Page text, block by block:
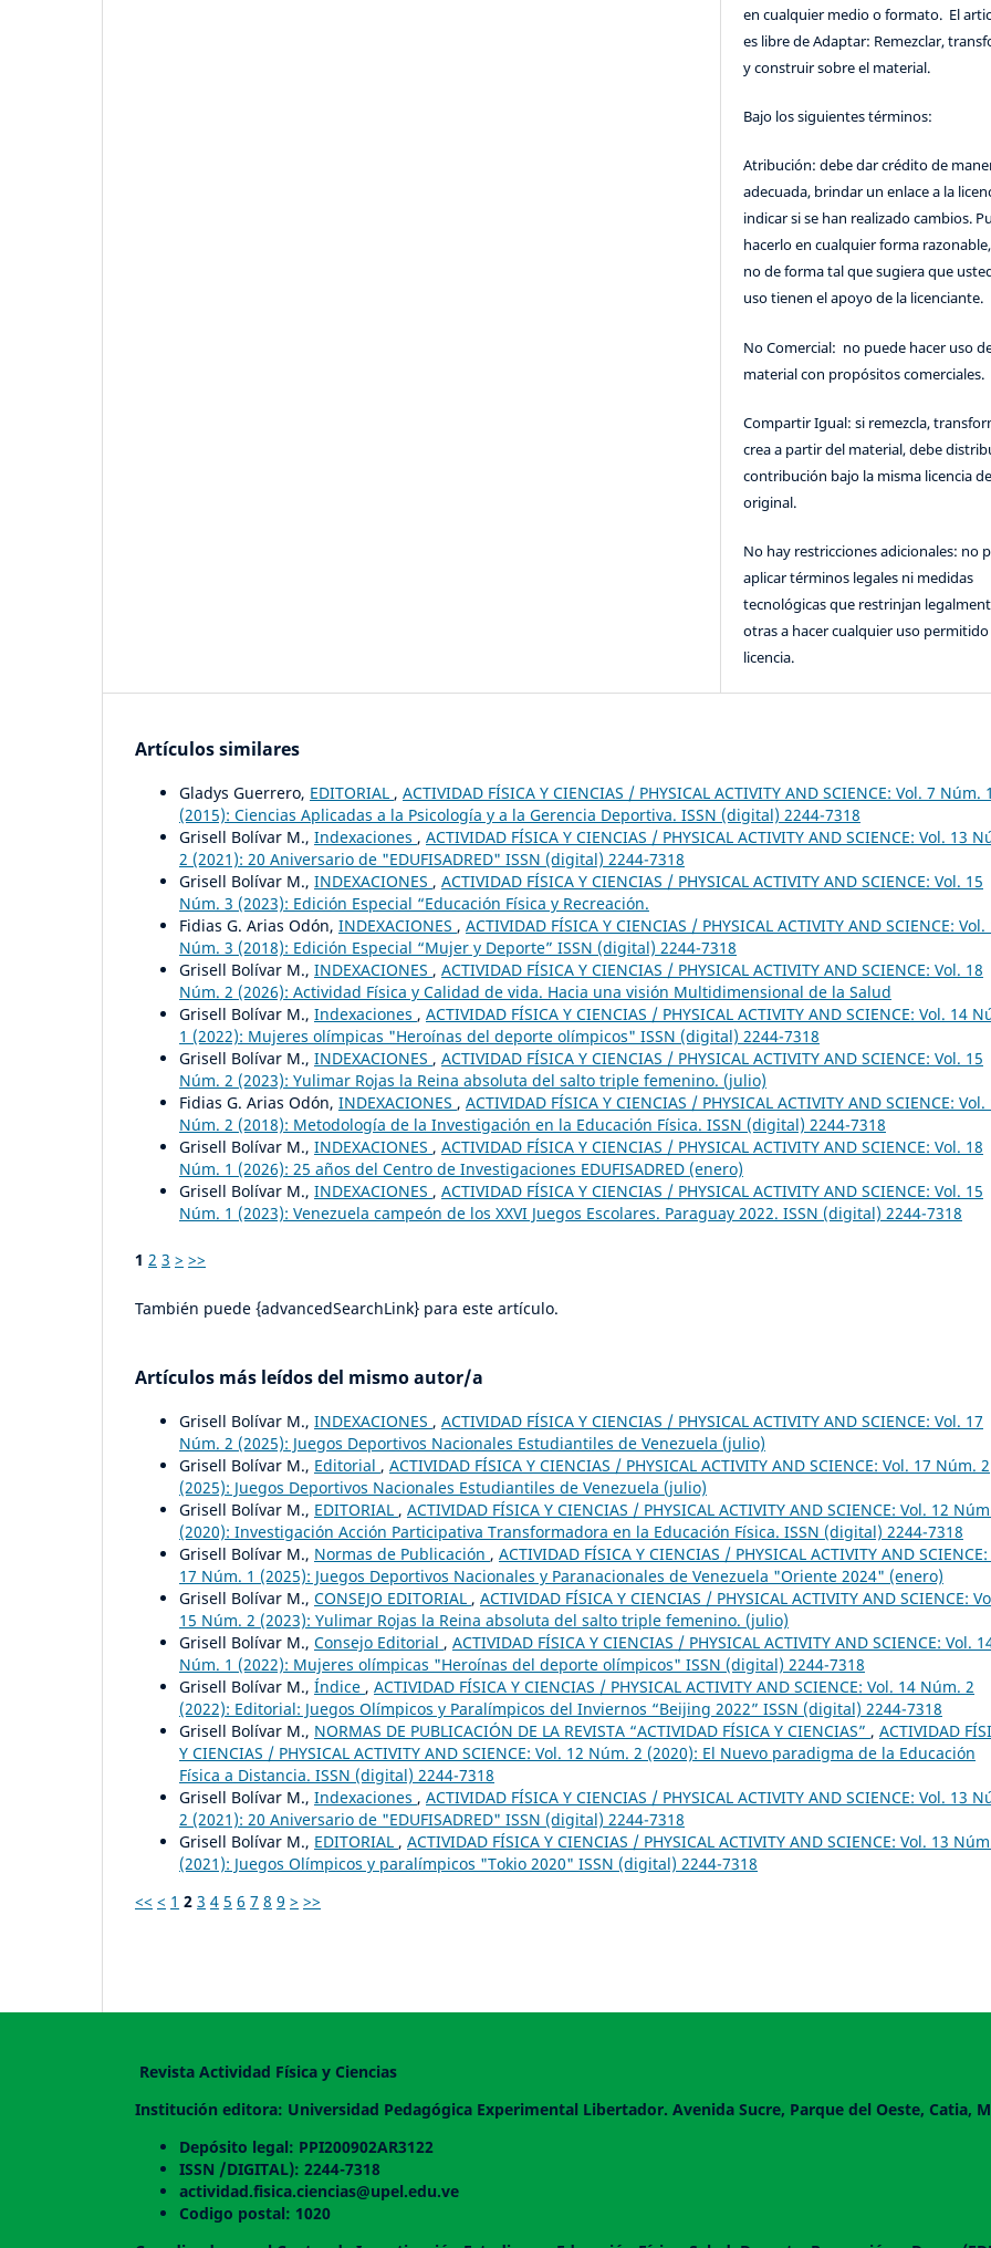
en cualquier medio o formato. El
es libre de Adaptar: Remezclar,
y construir sobre el material.
Bajo los siguientes términos:
Atribución: debe dar crédito de
adecuada, brindar un enlace a la
indicar si se han realizado cambios.
hacerlo en cualquier forma
no de forma tal que sugiera que
uso tienen el apoyo de la licenciante.
No Comercial: no puede hacer uso
material con propósitos comerciales.
Compartir Igual: si remezcla,
crea a partir del material, debe
contribución bajo la misma licencia
original.
No hay restricciones adicionales: no
aplicar términos legales ni medidas
tecnológicas que restrinjan
otras a hacer cualquier uso
licencia.
Artículos similares
Gladys Guerrero, EDITORIAL , ACTIVIDAD FÍSICA Y CIENCIAS / PHYSICAL ACTIVITY AND SCIENCE: Vol. 7 Núm. 1
(2015): Ciencias Aplicadas a la Psicología y a la Gerencia Deportiva. ISSN (digital) 2244-7318
Grisell Bolívar M., Indexaciones , ACTIVIDAD FÍSICA Y CIENCIAS / PHYSICAL ACTIVITY AND SCIENCE: Vol. 13
2 (2021): 20 Aniversario de "EDUFISADRED" ISSN (digital) 2244-7318
Grisell Bolívar M., INDEXACIONES , ACTIVIDAD FÍSICA Y CIENCIAS / PHYSICAL ACTIVITY AND SCIENCE: Vol. 15
Núm. 3 (2023): Edición Especial “Educación Física y Recreación.
Fidias G. Arias Odón, INDEXACIONES , ACTIVIDAD FÍSICA Y CIENCIAS / PHYSICAL ACTIVITY AND SCIENCE: Vol.
Núm. 3 (2018): Edición Especial “Mujer y Deporte” ISSN (digital) 2244-7318
Grisell Bolívar M., INDEXACIONES , ACTIVIDAD FÍSICA Y CIENCIAS / PHYSICAL ACTIVITY AND SCIENCE: Vol. 18
Núm. 2 (2026): Actividad Física y Calidad de vida. Hacia una visión Multidimensional de la Salud
Grisell Bolívar M., Indexaciones , ACTIVIDAD FÍSICA Y CIENCIAS / PHYSICAL ACTIVITY AND SCIENCE: Vol. 14
1 (2022): Mujeres olímpicas "Heroínas del deporte olímpicos" ISSN (digital) 2244-7318
Grisell Bolívar M., INDEXACIONES , ACTIVIDAD FÍSICA Y CIENCIAS / PHYSICAL ACTIVITY AND SCIENCE: Vol. 15
Núm. 2 (2023): Yulimar Rojas la Reina absoluta del salto triple femenino. (julio)
Fidias G. Arias Odón, INDEXACIONES , ACTIVIDAD FÍSICA Y CIENCIAS / PHYSICAL ACTIVITY AND SCIENCE: Vol.
Núm. 2 (2018): Metodología de la Investigación en la Educación Física. ISSN (digital) 2244-7318
Grisell Bolívar M., INDEXACIONES , ACTIVIDAD FÍSICA Y CIENCIAS / PHYSICAL ACTIVITY AND SCIENCE: Vol. 18
Núm. 1 (2026): 25 años del Centro de Investigaciones EDUFISADRED (enero)
Grisell Bolívar M., INDEXACIONES , ACTIVIDAD FÍSICA Y CIENCIAS / PHYSICAL ACTIVITY AND SCIENCE: Vol. 15
Núm. 1 (2023): Venezuela campeón de los XXVI Juegos Escolares. Paraguay 2022. ISSN (digital) 2244-7318
1 2 3 > >>
También puede {advancedSearchLink} para este artículo.
Artículos más leídos del mismo autor/a
Grisell Bolívar M., INDEXACIONES , ACTIVIDAD FÍSICA Y CIENCIAS / PHYSICAL ACTIVITY AND SCIENCE: Vol. 17
Núm. 2 (2025): Juegos Deportivos Nacionales Estudiantiles de Venezuela (julio)
Grisell Bolívar M., Editorial , ACTIVIDAD FÍSICA Y CIENCIAS / PHYSICAL ACTIVITY AND SCIENCE: Vol. 17 Núm. 2
(2025): Juegos Deportivos Nacionales Estudiantiles de Venezuela (julio)
Grisell Bolívar M., EDITORIAL , ACTIVIDAD FÍSICA Y CIENCIAS / PHYSICAL ACTIVITY AND SCIENCE: Vol. 12
(2020): Investigación Acción Participativa Transformadora en la Educación Física. ISSN (digital) 2244-7318
Grisell Bolívar M., Normas de Publicación , ACTIVIDAD FÍSICA Y CIENCIAS / PHYSICAL ACTIVITY AND
17 Núm. 1 (2025): Juegos Deportivos Nacionales y Paranacionales de Venezuela "Oriente 2024" (enero)
Grisell Bolívar M., CONSEJO EDITORIAL , ACTIVIDAD FÍSICA Y CIENCIAS / PHYSICAL ACTIVITY AND SCIENCE:
15 Núm. 2 (2023): Yulimar Rojas la Reina absoluta del salto triple femenino. (julio)
Grisell Bolívar M., Consejo Editorial , ACTIVIDAD FÍSICA Y CIENCIAS / PHYSICAL ACTIVITY AND SCIENCE: Vol.
Núm. 1 (2022): Mujeres olímpicas "Heroínas del deporte olímpicos" ISSN (digital) 2244-7318
Grisell Bolívar M., Índice , ACTIVIDAD FÍSICA Y CIENCIAS / PHYSICAL ACTIVITY AND SCIENCE: Vol. 14 Núm. 2
(2022): Editorial: Juegos Olímpicos y Paralímpicos del Inviernos “Beijing 2022” ISSN (digital) 2244-7318
Grisell Bolívar M., NORMAS DE PUBLICACIÓN DE LA REVISTA “ACTIVIDAD FÍSICA Y CIENCIAS” , ACTIVIDAD
Y CIENCIAS / PHYSICAL ACTIVITY AND SCIENCE: Vol. 12 Núm. 2 (2020): El Nuevo paradigma de la Educación
Física a Distancia. ISSN (digital) 2244-7318
Grisell Bolívar M., Indexaciones , ACTIVIDAD FÍSICA Y CIENCIAS / PHYSICAL ACTIVITY AND SCIENCE: Vol. 13
2 (2021): 20 Aniversario de "EDUFISADRED" ISSN (digital) 2244-7318
Grisell Bolívar M., EDITORIAL , ACTIVIDAD FÍSICA Y CIENCIAS / PHYSICAL ACTIVITY AND SCIENCE: Vol. 13
(2021): Juegos Olímpicos y paralímpicos "Tokio 2020" ISSN (digital) 2244-7318
<< < 1 2 3 4 5 6 7 8 9 > >>
Revista Actividad Física y Ciencias
Institución editora: Universidad Pedagógica Experimental Libertador. Avenida Sucre, Parque del Oeste, Catia,
Depósito legal: PPI200902AR3122
ISSN /DIGITAL): 2244-7318
actividad.fisica.ciencias@upel.edu.ve
Codigo postal: 1020